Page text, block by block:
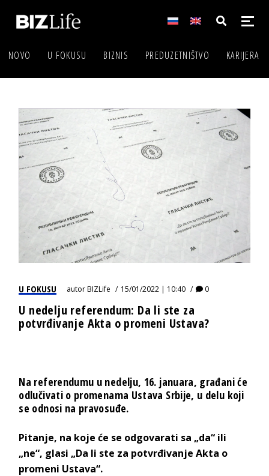
NOVO U FOKUSU BIZNIS PREDUZETNIŠTVO KARIJERA
U FOKUSU autorBIZLife 15/01/2022 | 10:40 0
U nedelju referendum: Da li ste za
potvrđivanje Akta o promeni Ustava?
Na referendumu u nedelju, 16. januara, građani će
odlučivati o promenama Ustava Srbije, u delu koji
se odnosi na pravosuđe.
Pitanje, na koje će se odgovarati sa „da“ ili
„ne“, glasi „Da li ste za potvrđivanje Akta o
promeni Ustava“.